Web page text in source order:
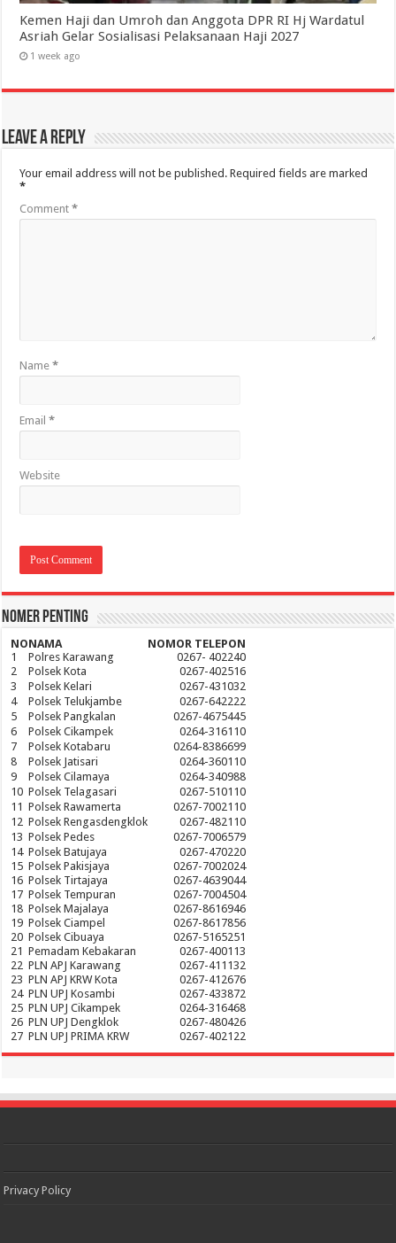
Kemen Haji dan Umroh dan Anggota DPR RI Hj Wardatul
Asriah Gelar Sosialisasi Pelaksanaan Haji 2027
1 week ago
Leave a Reply
Your email address will not be published. Required fields are marked
*
Comment*
Name*
Email*
Website
Nomer Penting
NONAMA
NOMOR TELEPON
1
Polres Karawang
0267- 402240
2
Polsek Kota
0267-402516
3
Polsek Kelari
0267-431032
4
Polsek Telukjambe
0267-642222
5
Polsek Pangkalan
0267-4675445
6
Polsek Cikampek
0264-316110
7
Polsek Kotabaru
0264-8386699
8
Polsek Jatisari
0264-360110
9
Polsek Cilamaya
0264-340988
10 Polsek Telagasari
0267-510110
11 Polsek Rawamerta
0267-7002110
12 Polsek Rengasdengklok
0267-482110
13 Polsek Pedes
0267-7006579
14 Polsek Batujaya
0267-470220
15 Polsek Pakisjaya
0267-7002024
16 Polsek Tirtajaya
0267-4639044
17 Polsek Tempuran
0267-7004504
18 Polsek Majalaya
0267-8616946
19 Polsek Ciampel
0267-8617856
20 Polsek Cibuaya
0267-5165251
21 Pemadam Kebakaran
0267-400113
22 PLN APJ Karawang
0267-411132
23 PLN APJ KRW Kota
0267-412676
24 PLN UPJ Kosambi
0267-433872
25 PLN UPJ Cikampek
0264-316468
26 PLN UPJ Dengklok
0267-480426
27 PLN UPJ PRIMA KRW 0267-402122
Privacy Policy